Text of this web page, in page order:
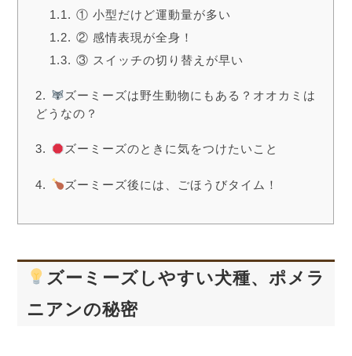
① 小型だけど運動量が多い
② 感情表現が全身！
③ スイッチの切り替えが早い
ズーミーズは野生動物にもある？オオカミは
どうなの？
ズーミーズのときに気をつけたいこと
ズーミーズ後には、ごほうびタイム！
ズーミーズしやすい犬種、ポメラ
ニアンの秘密